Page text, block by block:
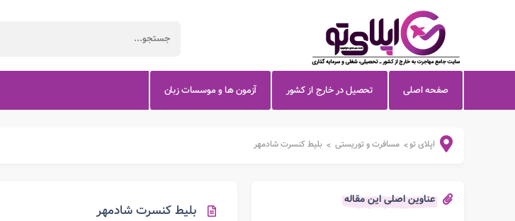
صفحه اصلی تحصیل در خارج از کشور آزمون ها و موسسات زبان
اپلای تو> مسافرت و توریستی > بلیط کنسرت شادمهر
عناوین اصلی این مقاله
بلیط کنسرت شادمهر